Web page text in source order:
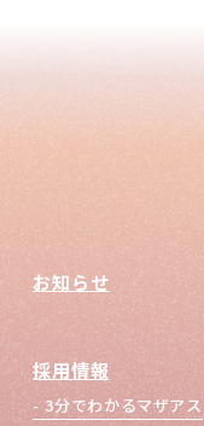
お知らせ
採用情報
3分でわかるマザアス